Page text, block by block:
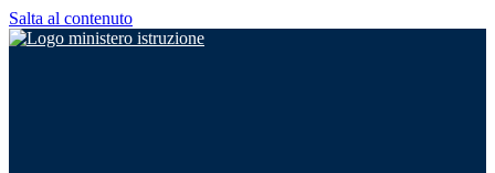
Salta al contenuto